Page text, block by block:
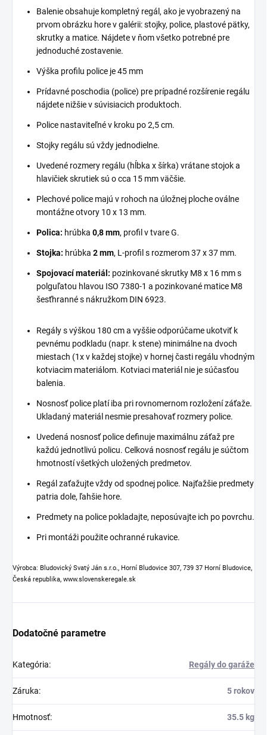
Balenie obsahuje kompletný regál, ako je vyobrazený na
prvom obrázku hore v galérii: stojky, police, plastové pätky,
skrutky a matice. Nájdete v ňom všetko potrebné pre
jednoduché zostavenie.
Výška profilu police je 45 mm
Prídavné poschodia (police) pre prípadné rozšírenie regálu
nájdete nižšie v súvisiacich produktoch.
Police nastaviteľné v kroku po 2,5 cm.
Stojky regálu sú vždy jednodielne.
Uvedené rozmery regálu (hĺbka x šírka) vrátane stojok a
hlavičiek skrutiek sú o cca 15 mm väčšie.
Plechové police majú v rohoch na úložnej ploche oválne
montážne otvory 10 x 13 mm.
Polica: hrúbka 0,8 mm, profil v tvare G.
Stojka: hrúbka 2 mm, L-profil s rozmerom 37 x 37 mm.
Spojovací materiál: pozinkované skrutky M8 x 16 mm s
polguľatou hlavou ISO 7380-1 a pozinkované matice M8
šesťhranné s nákružkom DIN 6923.
Regály s výškou 180 cm a vyššie odporúčame ukotviť k
pevnému podkladu (napr. k stene) minimálne na dvoch
miestach (1x v každej stojke) v hornej časti regálu vhodným
kotviacim materiálom. Kotviaci materiál nie je súčasťou
balenia.
Nosnosť police platí iba pri rovnomernom rozložení záťaže.
Ukladaný materiál nesmie presahovať rozmery police.
Uvedená nosnosť police definuje maximálnu záťaž pre
každú jednotlivú policu. Celková nosnosť regálu je súčtom
hmotností všetkých uložených predmetov.
Regál zaťažujte vždy od spodnej police. Najťažšie predmety
patria dole, ľahšie hore.
Predmety na police pokladajte, neposúvajte ich po povrchu.
Pri montáži použite ochranné rukavice.
Výrobca: Bludovický Svatý Ján s.r.o., Horní Bludovice 307, 739 37 Horní Bludovice,
Česká republika, www.slovenskeregale.sk
Dodatočné parametre
Kategória: Regály do garáže
Záruka: 5 rokov
Hmotnosť: 35.5 kg